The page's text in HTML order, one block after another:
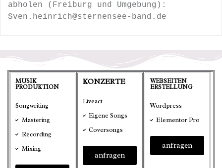
abholen (Freiburg und Umgebung):
Sven.heinrich@sternensee-band.de
MUSIK
PRODUKTION
Songwriting
Mastering
Recording
Mixing
KONZERTE
Liveact
Eigene Songs
Coversongs
anfragen
WEBSEITEN
ERSTELLUNG
Wordpress
Elementor Pro
anfragen